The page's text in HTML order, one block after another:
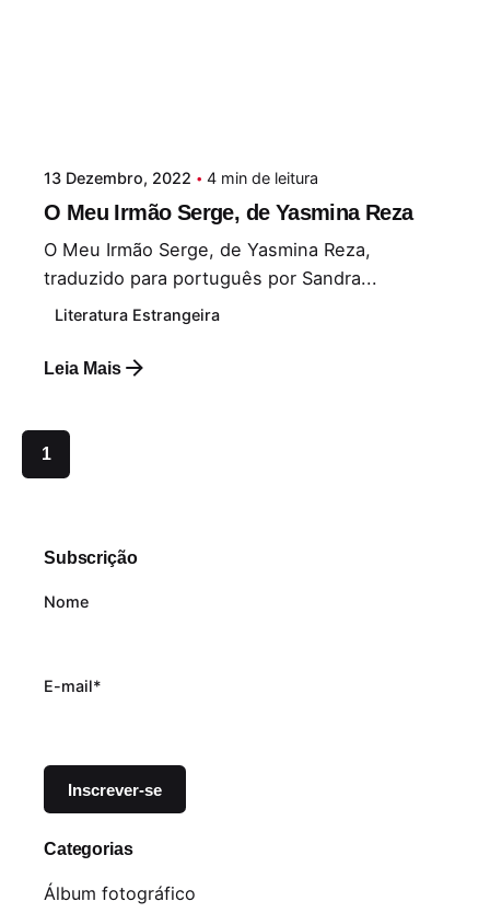
13 Dezembro, 2022 4 min de leitura
O Meu Irmão Serge, de Yasmina Reza
O Meu Irmão Serge, de Yasmina Reza,
traduzido para português por Sandra...
Literatura Estrangeira
Leia Mais
1
Subscrição
Nome
E-mail*
Categorias
Álbum fotográfico